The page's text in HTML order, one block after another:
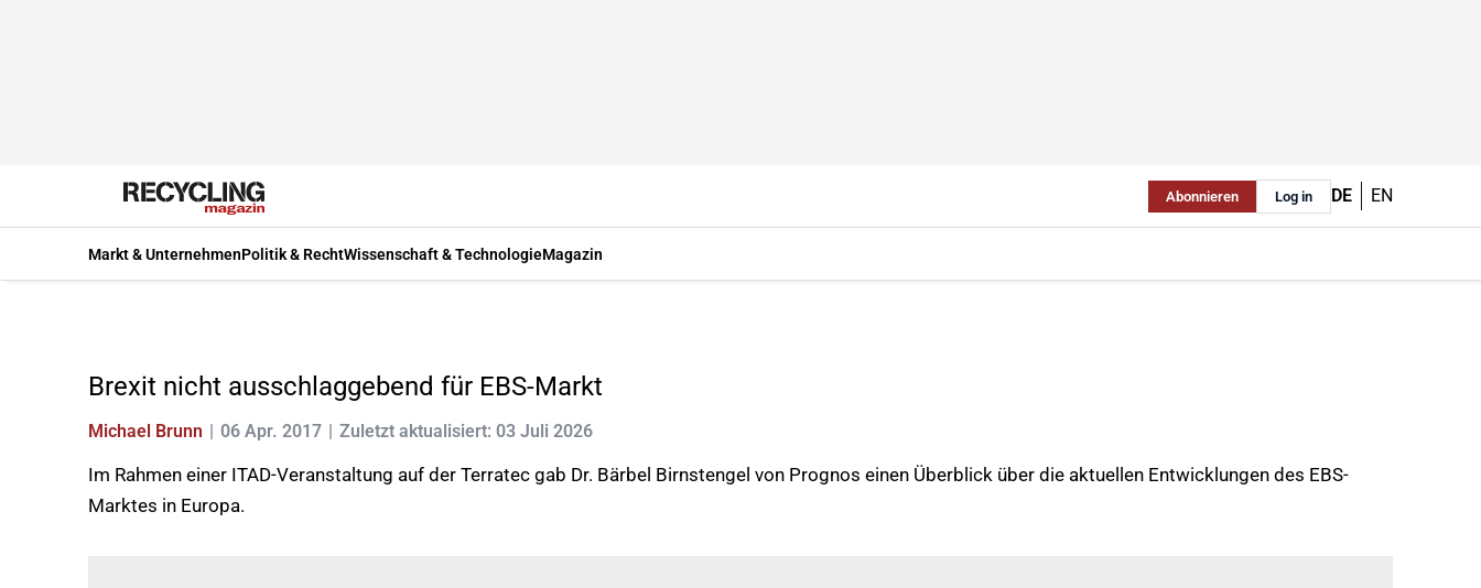
Abonnieren Log in DE EN
Markt & UnternehmenPolitik & RechtWissenschaft & TechnologieMagazin
Brexit nicht ausschlaggebend für EBS-Markt
Michael Brunn 06 Apr. 2017 Zuletzt aktualisiert: 03 Juli 2026
Im Rahmen einer ITAD-Veranstaltung auf der Terratec gab Dr. Bärbel Birnstengel von Prognos einen Überblick über die aktuellen Entwicklungen des EBS-
Marktes in Europa.